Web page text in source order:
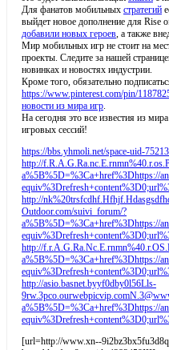
Для фанатов мобильных стратегий
выйдет новое дополнение для Rise
добавили новых героев, а также
Мир мобильных игр не стоит на
проекты. Следите за нашей
новинках и новостях индустрии.
Кроме того, обязательно
https://www.pinterest.com/pin/
новости из мира игр.
На сегодня это все известия из мира
игровых сессий!
https://bbs.yhmoli.net/space-uid-
http://
a%5B%5D=%3Ca+href%3Dhttps://
http://
Outdoor.com/suivi_forum/?
a%5B%5D=%3Ca+href%3Dhttps://
http://
a%5B%5D=%3Ca+href%3Dhttps://
http://asio.basnet.byyf0dby0l56Lls-
a%5B%5D=%3Ca+href%3Dhttps://
[url=http://www.xn--